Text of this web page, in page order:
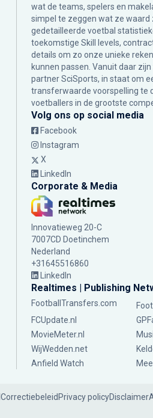
wat de teams, spelers en
simpel te zeggen wat ze waard
gedetailleerde voetbal
toekomstige Skill levels,
details om zo onze unieke
kunnen passen. Vanuit daar
partner SciSports, in staat om
transferwaarde voorspelling te
voetballers in de grootste
Volg ons op social media
Facebook
Instagram
X
LinkedIn
Corporate & Media
Innovatieweg 20-C
7007CD Doetinchem
Nederland
+31645516860
LinkedIn
Realtimes | Publishing
FootballTransfers.com
FCUpdate.nl
MovieMeter.nl
WijWedden.net
Anfield Watch
Correctiebeleid Privacy policyDisclaimer